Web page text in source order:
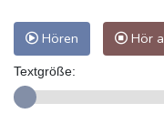
Hören Hör
Textgröße: